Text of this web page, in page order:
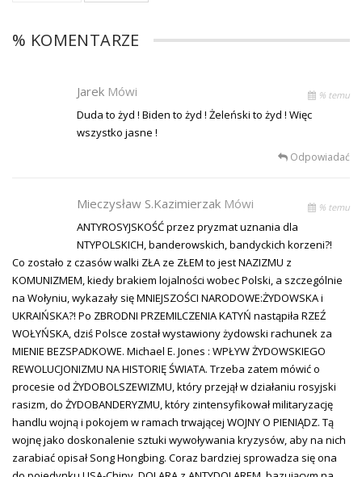
% KOMENTARZE
Jarek Mówi % temu
Duda to żyd ! Biden to żyd ! Żeleński to żyd ! Więc
wszystko jasne !
Odpowiadać
Mieczysław S.Kazimierzak Mówi % temu
ANTYROSYJSKOŚĆ przez pryzmat uznania dla
NTYPOLSKICH, banderowskich, bandyckich korzeni?!
Co zostało z czasów walki ZŁA ze ZŁEM to jest NAZIZMU z
KOMUNIZMEM, kiedy brakiem lojalności wobec Polski, a szczególnie
na Wołyniu, wykazały się MNIEJSZOŚCI NARODOWE:ŻYDOWSKA i
UKRAIŃSKA?! Po ZBRODNI PRZEMILCZENIA KATYŃ nastąpiła RZEŹ
WOŁYŃSKA, dziś Polsce został wystawiony żydowski rachunek za
MIENIE BEZSPADKOWE. Michael E. Jones : WPŁYW ŻYDOWSKIEGO
REWOLUCJONIZMU NA HISTORIĘ ŚWIATA. Trzeba zatem mówić o
procesie od ŻYDOBOLSZEWIZMU, który przejął w działaniu rosyjski
rasizm, do ŻYDOBANDERYZMU, który zintensyfikował militaryzację
handlu wojną i pokojem w ramach trwającej WOJNY O PIENIĄDZ. Tą
wojnę jako doskonalenie sztuki wywoływania kryzysów, aby na nich
zarabiać opisał Song Hongbing. Coraz bardziej sprowadza się ona